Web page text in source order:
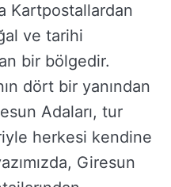
Kartpostallardan
ve tarihi
bir bölgedir.
dört bir yanından
Adaları, tur
herkesi kendine
Giresun